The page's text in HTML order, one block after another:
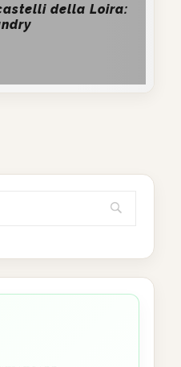
della Loira: